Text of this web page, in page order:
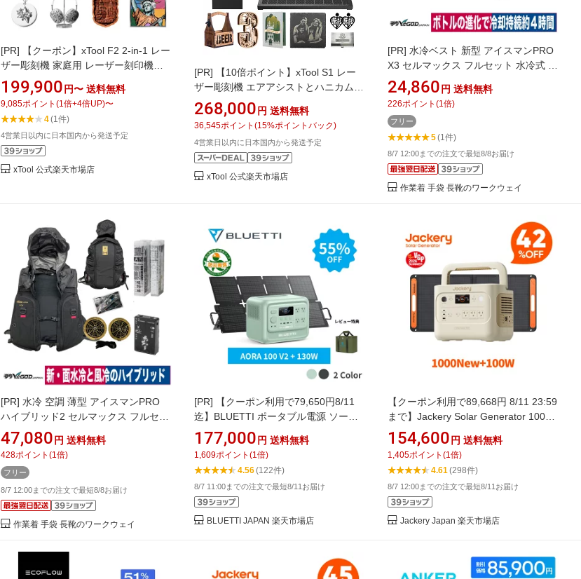
[PR]
【クーポン】xTool F2 2-in-1 レー
ザー彫刻機 家庭用 レーザー刻印機
15Wダイオード 5W赤外線
360,000mm/分 高速度 5000万画素 ス
マートカメラ付き デュアルレーザー加
工機 ジュエリー 金属 木材 皮革など対
応 小型 簡単操作
199,900 円〜 送料無料
9,085ポイント (1倍+4倍UP)〜
4(1件)
4営業日以内に日本国内から発送予定
xTool 公式楽天市場店
[PR]
【10倍ポイント】xTool S1 レー
ザー彫刻機 エアアシストとハニカムパ
ネル付き 密閉型安全デザイン 正確な
位置決め オートフォーカス 600mm/秒
の彫刻速度 ダイオードレーザー
498*330mm の作業領域 金属 木材 革
アクリル タンブラー レーザー加工用
268,000 円 送料無料
36,545ポイント (15%ポイントバック)
4営業日以内に日本国内から発送予定
xTool 公式楽天市場店
[PR] 水冷ベスト 新型 アイスマンPRO
X3 セルマックス フルセット 水冷式 冷
却ベスト 静音 軽量 面冷却 熱中症 水冷
服 山真 2026
24,860 円 送料無料
226ポイント (1倍)
フリー
5(1件)
8/7 12:00までの注文で最短8/8お届け
作業着 手袋 長靴のワークウェイ
[PR] 水冷 空調 薄型 アイスマンPRO
ハイブリッド2 セルマックス フルセッ
ト 水冷式 冷却ベスト アイスマンベス
ト フード ブラック 静音 熱中症 水冷服
山真 2026
47,080 円 送料無料
428ポイント (1倍)
フリー
8/7 12:00までの注文で最短8/8お届け
作業着 手袋 長靴のワークウェイ
[PR]
【クーポン利用で79,650円8/11
迄】BLUETTI ポータブル電源 ソーラ
ーパネル セット AORA 100 V2+130W
コンパクト 1024Wh 1800W（2700W
リフト）リン酸鉄リチウム 0.01秒UPS
急速充電 アプリ操作 アウトドア 防災
停電 台風 キャンプ 車中泊 非常用電源
177,000 円 送料無料
1,609ポイント (1倍)
4.56(122件)
8/7 11:00までの注文で最短8/11お届け
BLUETTI JAPAN 楽天市場店
【クーポン利用で89,668円 8/11 23:59
まで】Jackery Solar Generator 1000
New サンドゴールド 1070Wh 100W
ポータブル電源 ソーラーパネル セッ
ト リン酸鉄 大容量 バッテリー 定格
1500W コンパクト 急速充電 アウトド
ア 防災 グッズ
154,600 円 送料無料
1,405ポイント (1倍)
4.61(298件)
8/7 12:00までの注文で最短8/11お届け
Jackery Japan 楽天市場店